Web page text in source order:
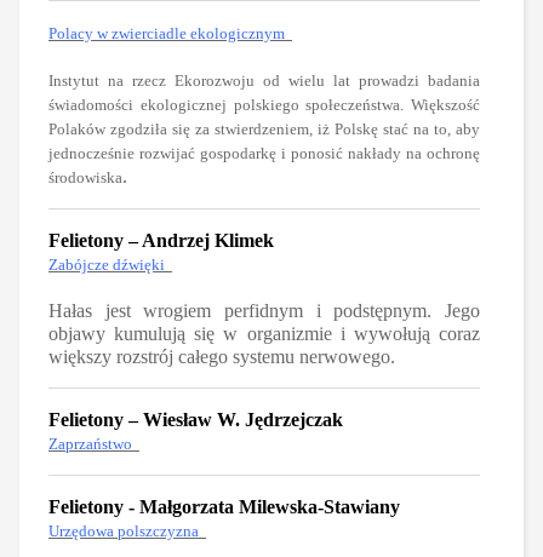
Polacy w zwierciadle ekologicznym
Instytut na rzecz Ekorozwoju od wielu lat prowadzi badania
świadomości ekologicznej polskiego społeczeństwa. Większość
Polaków zgodziła się za stwierdzeniem, iż Polskę stać na to, aby
jednocześnie rozwijać gospodarkę i ponosić nakłady na ochronę
środowiska.
Felietony – Andrzej Klimek
Zabójcze dźwięki
Hałas jest wrogiem perfidnym i podstępnym. Jego
objawy kumulują się w organizmie i wywołują coraz
większy rozstrój całego systemu nerwowego.
Felietony – Wiesław W. Jędrzejczak
Zaprzaństwo
Felietony - Małgorzata Milewska-Stawiany
Urzędowa polszczyzna